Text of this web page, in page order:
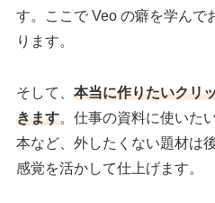
す。ここで Veo の癖を学んで
ります。
そして、本当に作りたいクリ
きます。仕事の資料に使いた
本など、外したくない題材は
感覚を活かして仕上げます。